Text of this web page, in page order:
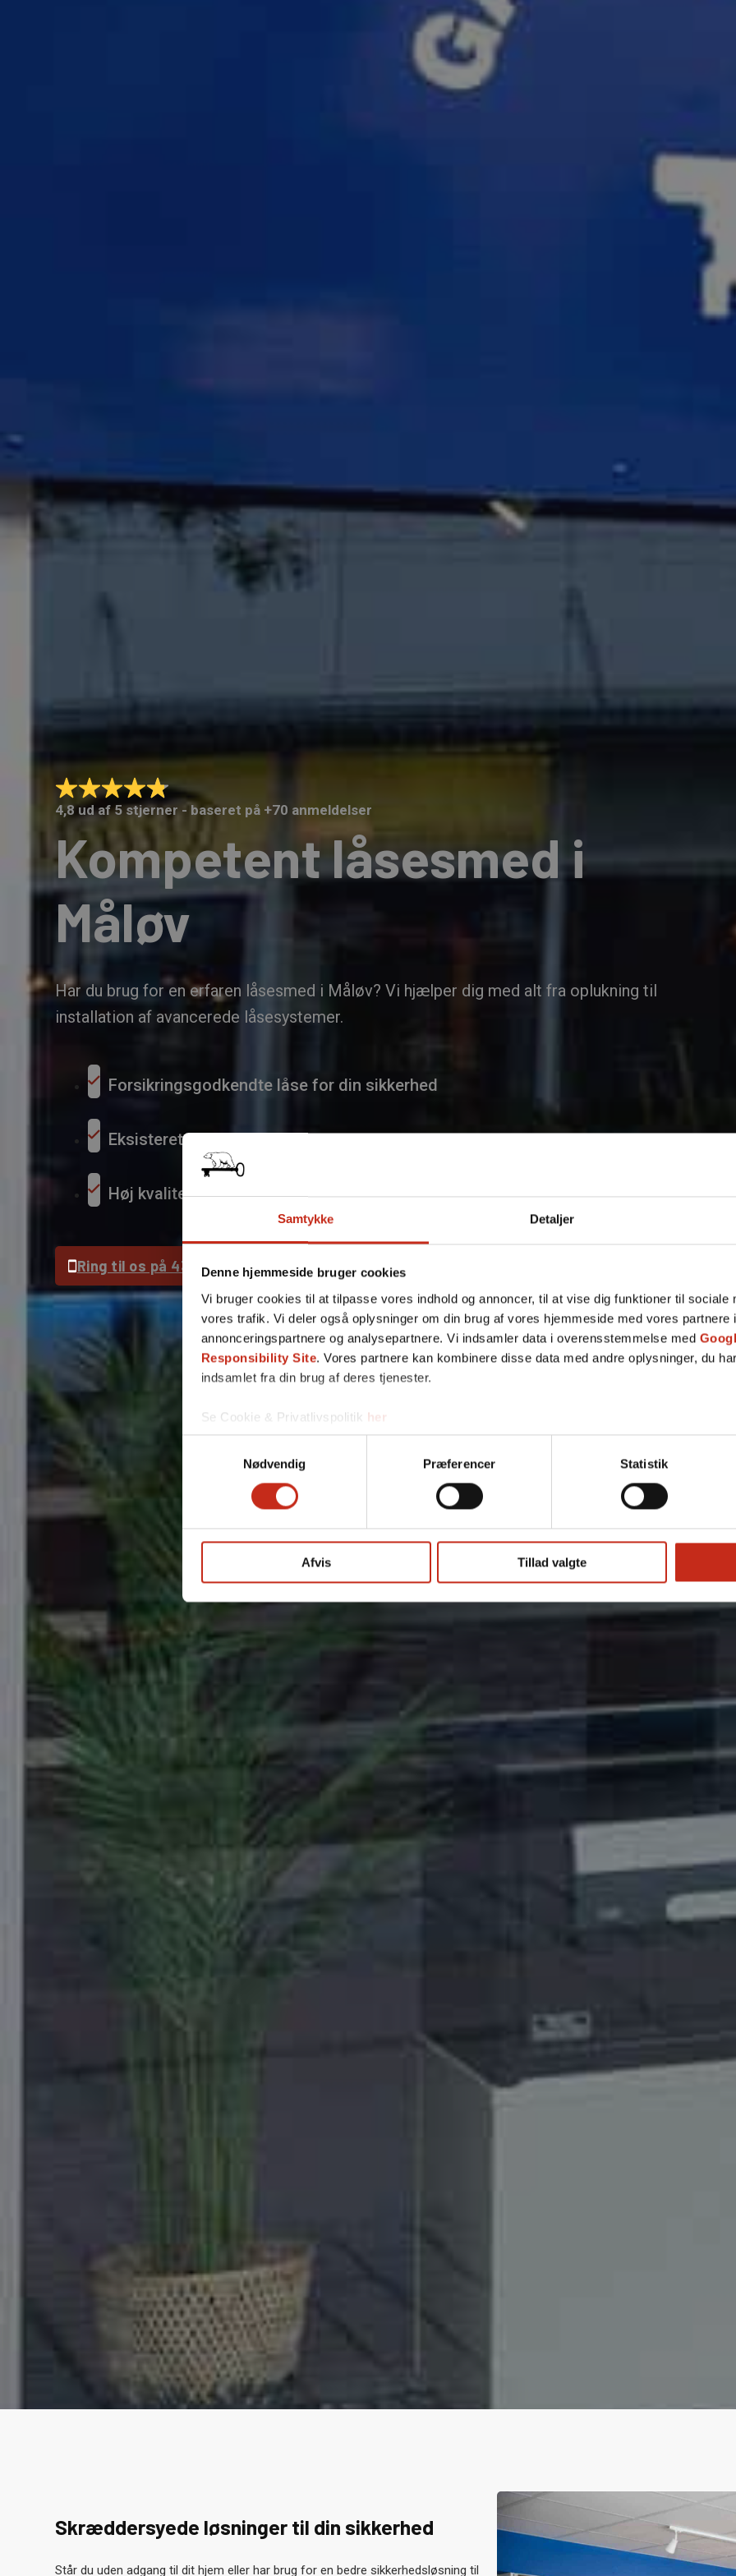
Samtykke Detaljer
Denne hjemmeside bruger cookies
Vi bruger cookies til at tilpasse vores indhold og annoncer, til at vise dig funktioner til sociale
vores trafik. Vi deler også oplysninger om din brug af vores hjemmeside med vores partnere
annonceringspartnere og analysepartnere. Vi indsamler data i overensstemmelse med
Responsibility Site. Vores partnere kan kombinere disse data med andre oplysninger, du
indsamlet fra din brug af deres tjenester.
Se Cookie & Privatlivspolitik her
Nødvendig
Præferencer Statistik
Afvis Tillad valgte
4,8 ud af 5 stjerner - baseret på +70 anmeldelser
Kompetent låsesmed i
Måløv
Har du brug for en erfaren låsesmed i Måløv? Vi hjælper dig med alt fra oplukning til
installation af avancerede låsesystemer.
Forsikringsgodkendte låse for din sikkerhed
Eksisteret siden 1988
Høj kvalitet og service hver gang!
Ring til os på 43 52 99 66
Tilføj
Skræddersyede løsninger til din sikkerhed
Står du uden adgang til dit hjem eller har brug for en bedre sikkerhedsløsning til